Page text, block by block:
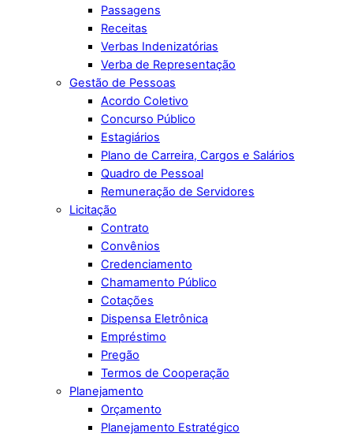
Passagens
Receitas
Verbas Indenizatórias
Verba de Representação
Gestão de Pessoas
Acordo Coletivo
Concurso Público
Estagiários
Plano de Carreira, Cargos e Salários
Quadro de Pessoal
Remuneração de Servidores
Licitação
Contrato
Convênios
Credenciamento
Chamamento Público
Cotações
Dispensa Eletrônica
Empréstimo
Pregão
Termos de Cooperação
Planejamento
Orçamento
Planejamento Estratégico